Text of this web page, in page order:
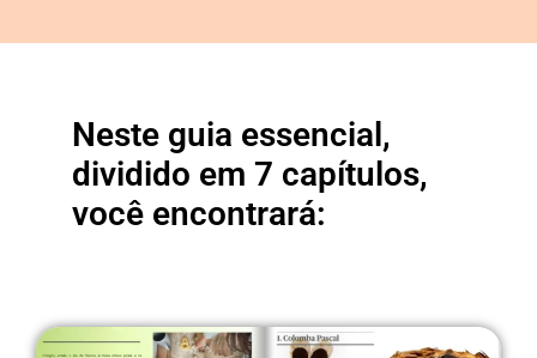
Neste guia essencial,
dividido em 7 capítulos,
você encontrará: